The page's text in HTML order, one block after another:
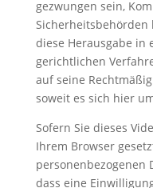
gezwungen sein,
Sicherheitsbehörden
diese Herausgabe in
gerichtlichen
auf seine
soweit es sich hier
Sofern Sie dieses
Ihrem Browser
personenbezogenen
dass eine